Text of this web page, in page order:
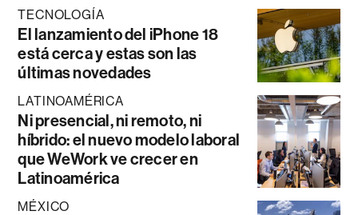
TECNOLOGÍA
El lanzamiento del iPhone 18
está cerca y estas son las
últimas novedades
LATINOAMÉRICA
Ni presencial, ni remoto, ni
híbrido: el nuevo modelo laboral
que WeWork ve crecer en
Latinoamérica
MÉXICO